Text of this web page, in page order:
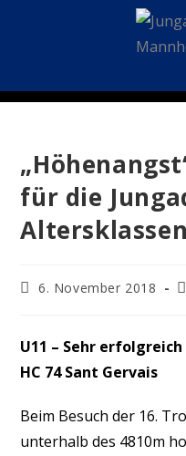
für die
6. November 2018
U11 – Sehr
HC 74 Sant Gervais
Beim Besuch der 16.
unterhalb des 4810m